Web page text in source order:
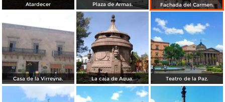
Atardecer Plaza de Armas. Fachada del Carmen.
Casa de la Virreyna. La caja de Agua. Teatro de la Paz.